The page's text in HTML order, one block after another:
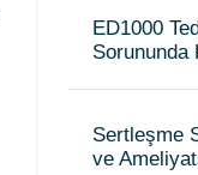
ED1000
Sorununda
Sertleşme
ve